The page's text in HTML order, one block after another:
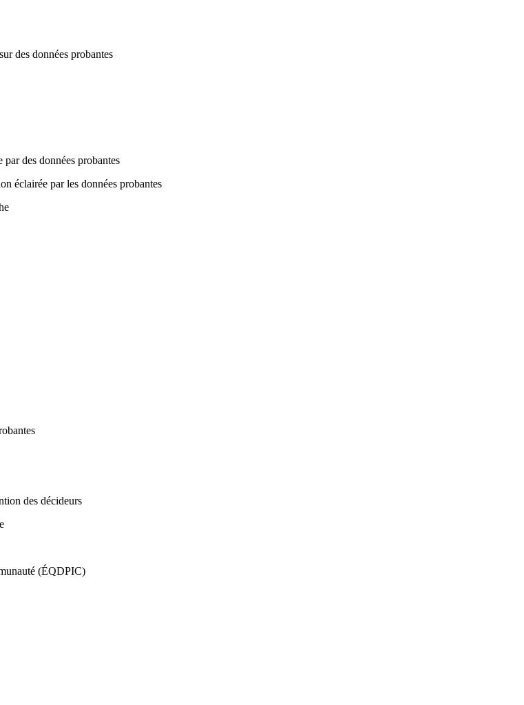
des données probantes
des données probantes
éclairée par les données probantes
des décideurs
(ÉQDPIC)